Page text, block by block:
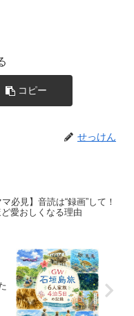
コピー
せっけん
マ必見】音読は“録画”して！
愛おしくなる理由